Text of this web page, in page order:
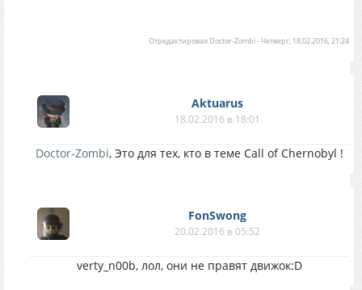
Отредактировал Doctor-Zombi-Четверг, 18.02.2016, 21:24
Aktuarus
18.02.2016 в 18:01
Doctor-Zombi, Это для тех, кто в теме Call of Chernobyl !
FonSwong
20.02.2016 в 05:52
verty_n00b, лол, они не правят движок:D